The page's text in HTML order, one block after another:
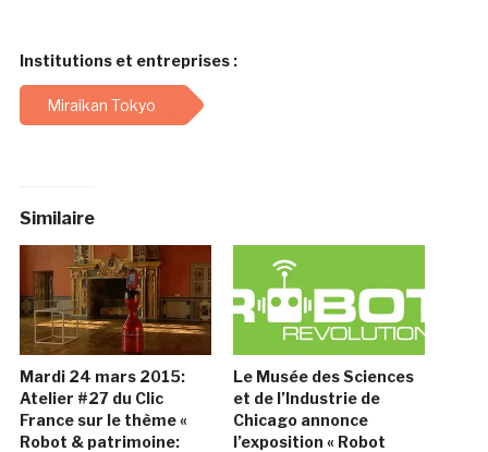
Institutions et entreprises :
Miraikan Tokyo
Similaire
Mardi 24 mars 2015:
Atelier #27 du Clic
France sur le thème «
Robot & patrimoine:
Le Musée des Sciences
et de l’Industrie de
Chicago annonce
l’exposition « Robot